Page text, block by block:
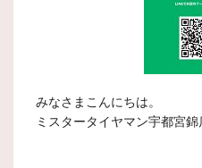
みなさまこんにちは。
ミスタータイヤマン宇都宮錦